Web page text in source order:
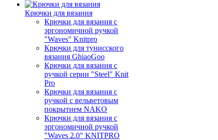
Крючки для вязания
Крючки для вязания с
эргономичной ручкой
"Waves" Knitpro
Крючки для тунисского
вязания GhiaoGoo
Крючки для вязания с
ручкой серии "Steel" Knit
Pro
Крючки для вязания с
ручкой с вельветовым
покрытием NAKO
Крючки для вязания с
эргономичной ручкой
"Waves 2.0" KNITPRO